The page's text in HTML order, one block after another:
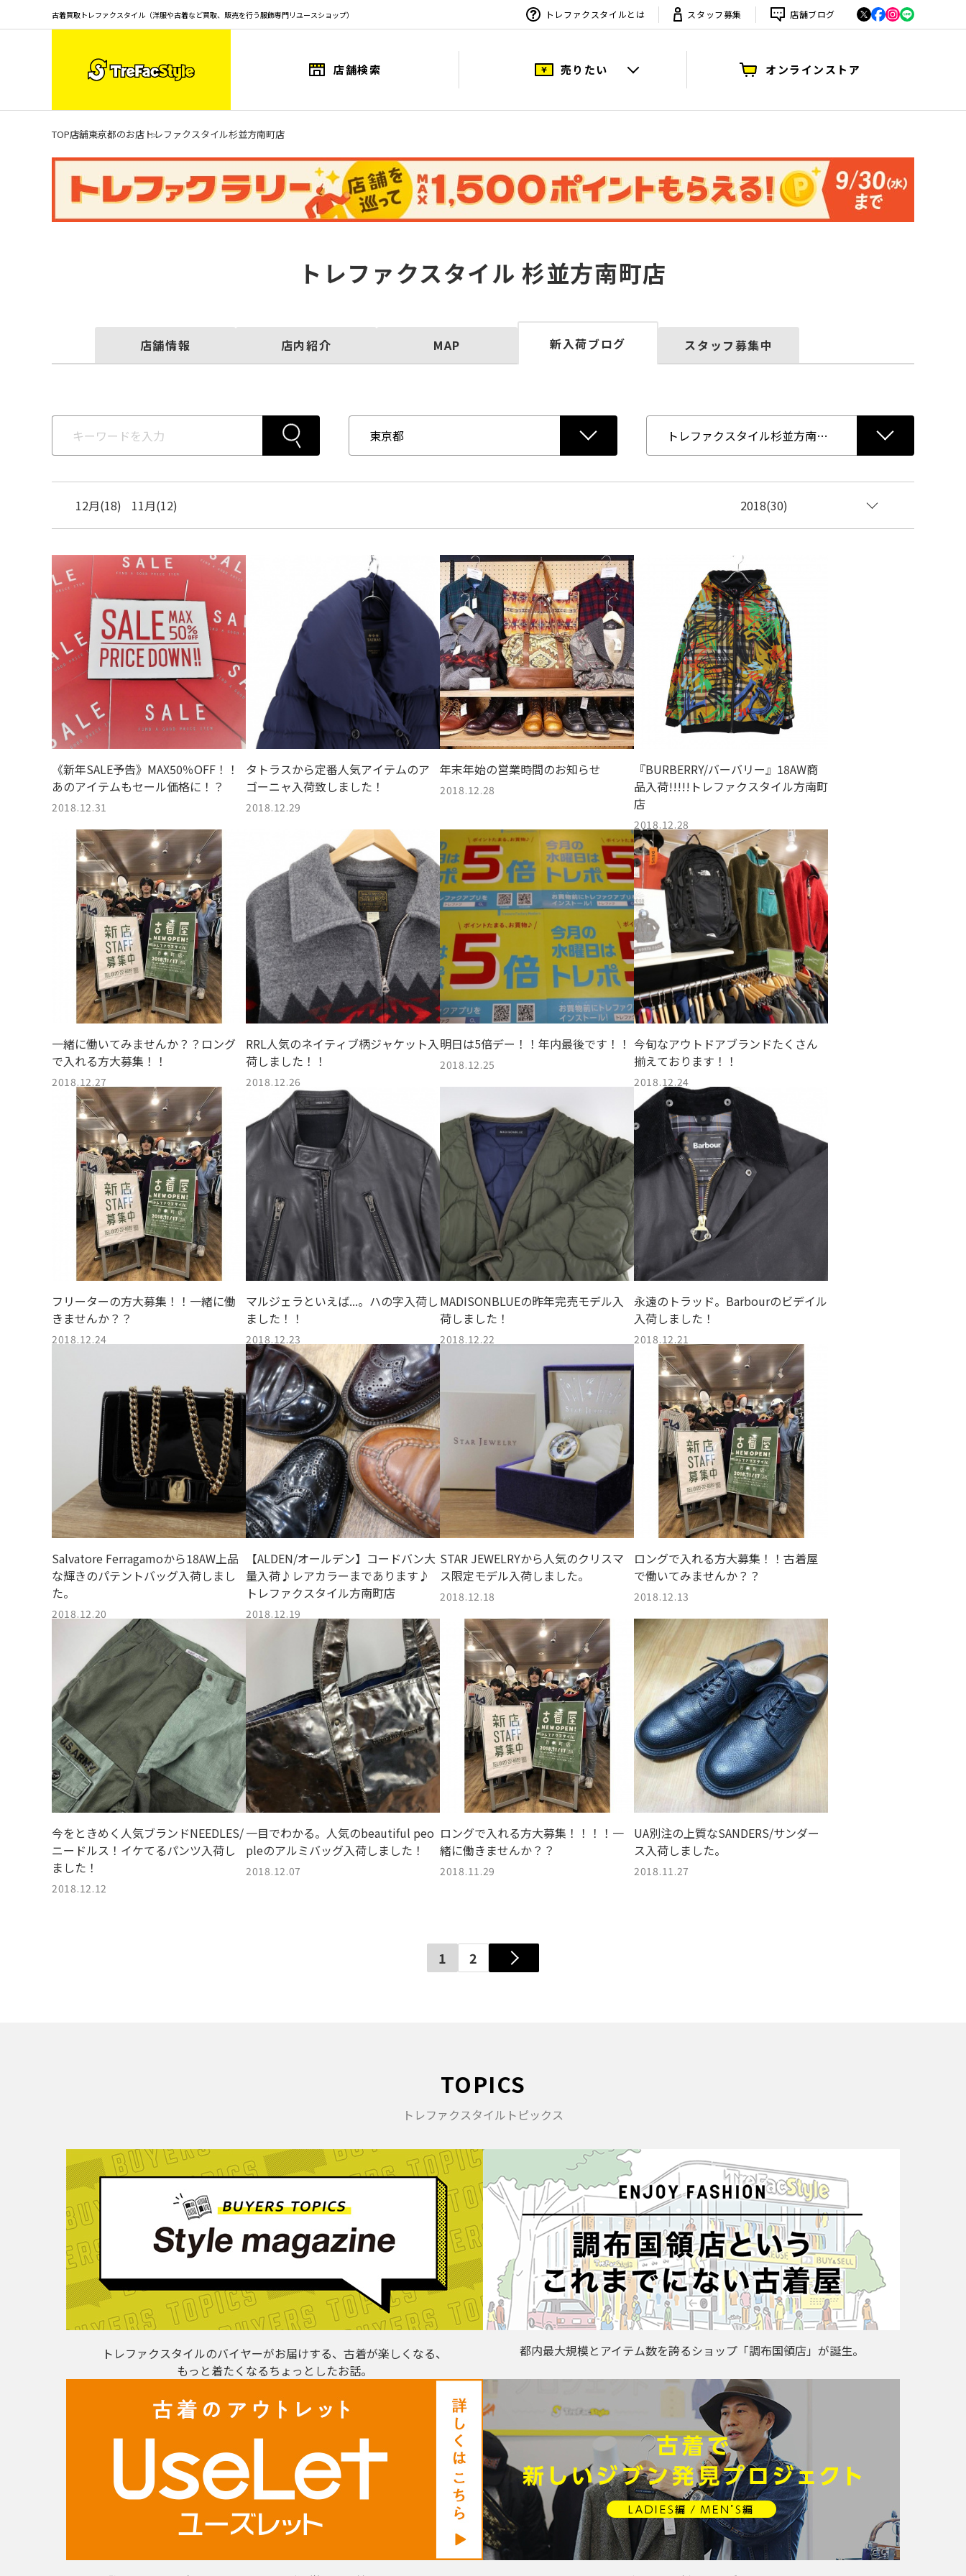
古着買取トレファクスタイル（洋服や古着など買取、販売を行う服飾専門リユースショップ） トレファクスタイルとは スタッフ募集 店舗ブログ
店舗検索 売りたい オンラインストア
TOP店舗東京都のお店 トレファクスタイル杉並方南町店
トレファクスタイル 杉並方南町店
店舗情報 店内紹介 MAP 新入荷ブログ スタッフ募集中
12月(18) 11月(12) 2018(30)
《新年SALE予告》MAX50％OFF！！
あのアイテムもセール価格に！？
2018.12.31
タトラスから定番人気アイテムのア
ゴーニャ入荷致しました！
2018.12.29
年末年始の営業時間のお知らせ
2018.12.28
『BURBERRY/バーバリー』18AW商
品入荷!!!!!トレファクスタイル方南町
店
2018.12.28
一緒に働いてみませんか？？ロング
で入れる方大募集！！
2018.12.27
RRL人気のネイティブ柄ジャケット入
荷しました！！
2018.12.26
明日は5倍デー！！年内最後です！！
2018.12.25
今旬なアウトドアブランドたくさん
揃えております！！
2018.12.24
フリーターの方大募集！！一緒に働
きませんか？？
2018.12.24
マルジェラといえば...。ハの字入荷し
ました！！
2018.12.23
MADISONBLUEの昨年完売モデル入
荷しました！
2018.12.22
永遠のトラッド。Barbourのビデイル
入荷しました！
2018.12.21
Salvatore Ferragamoから18AW上品
な輝きのパテントバッグ入荷しまし
た。
2018.12.20
【ALDEN/オールデン】コードバン大
量入荷♪レアカラーまであります♪
トレファクスタイル方南町店
2018.12.19
STAR JEWELRYから人気のクリスマ
ス限定モデル入荷しました。
2018.12.18
ロングで入れる方大募集！！古着屋
で働いてみませんか？？
2018.12.13
今をときめく人気ブランドNEEDLES/
ニードルス！イケてるパンツ入荷し
ました！
2018.12.12
一目でわかる。人気のbeautiful peo
pleのアルミバッグ入荷しました！
2018.12.07
ロングで入れる方大募集！！！！一
緒に働きませんか？？
2018.11.29
UA別注の上質なSANDERS/サンダー
ス入荷しました。
2018.11.27
1 2
TOPICS
トレファクスタイルトピックス
トレファクスタイルのバイヤーがお届けする、古着が楽しくなる、
もっと着たくなるちょっとしたお話。
都内最大規模とアイテム数を誇るショップ「調布国領店」が誕生。